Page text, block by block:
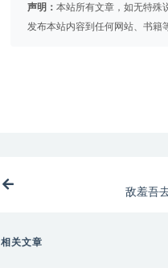
声明： 本站所有文章，如无特殊
发布本站内容到任何网站、书籍
敌羞吾
相关文章